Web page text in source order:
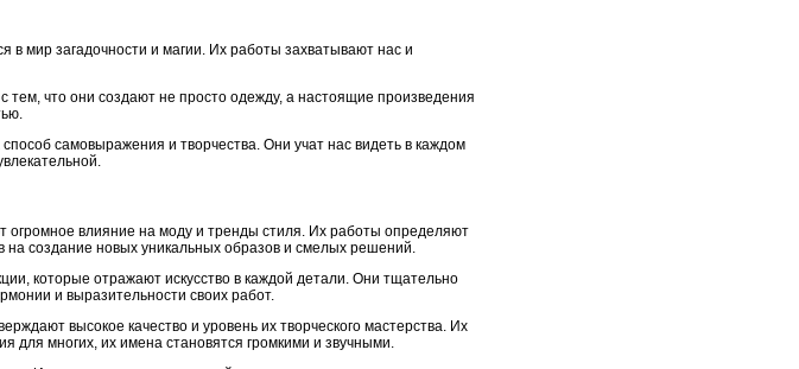
мир загадочности и магии. Их работы захватывают нас и
что они создают не просто одежду, а настоящие произведения
самовыражения и творчества. Они учат нас видеть в каждом
огромное влияние на моду и тренды стиля. Их работы определяют
создание новых уникальных образов и смелых решений.
которые отражают искусство в каждой детали. Они тщательно
и выразительности своих работ.
высокое качество и уровень их творческого мастерства. Их
для многих, их имена становятся громкими и звучными.